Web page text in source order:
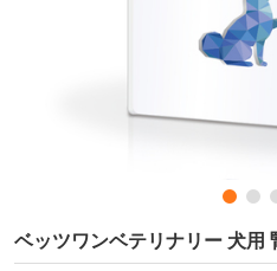
ベッツワンベテリナリー 犬用